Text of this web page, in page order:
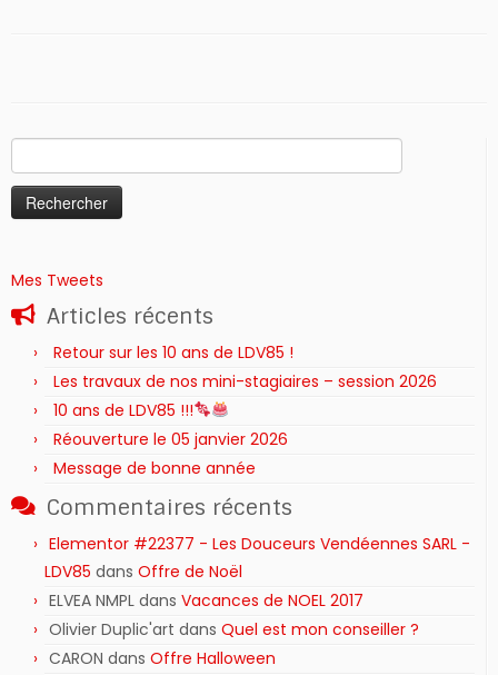
Mes Tweets
Articles récents
Retour sur les 10 ans de LDV85 !
Les travaux de nos mini-stagiaires – session 2026 ‍‍‍‍‍
10 ans de LDV85 !!!
Réouverture le 05 janvier 2026
Message de bonne année
Commentaires récents
Elementor #22377 - Les Douceurs Vendéennes SARL -
LDV85 dans Offre de Noël
ELVEA NMPL dans Vacances de NOEL 2017
Olivier Duplic'art dans Quel est mon conseiller ?
CARON dans Offre Halloween